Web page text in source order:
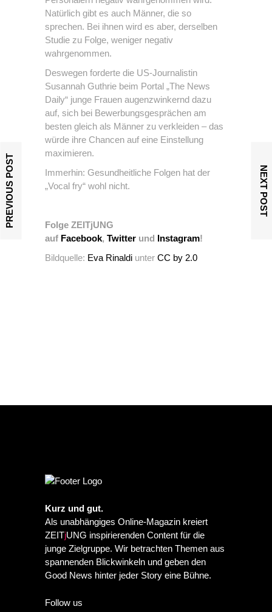
Natürlich gibt es auch Männer, die so
sprechen. Bei ihnen wird es aber, derselben
Studie zu Folge, weniger negativ
wahrgenommen.
Deswegen forderte die US-Journalistin
Susannah Guthrie beim Portal „The News
Daily“ junge Frauen augenzwinkernd dazu
auf, sich bei Bewerbungsgesprächen am
besten gleich als Männer zu verkleiden – das
würde ihre Chancen auf eine Einstellung
maximieren.
Immerhin: Gesundheitliche Folgen hat der
„Vocal fry“ wohl nicht.
Folge ZEITjUNG
auf Facebook, Twitter und Instagram!
Bildquelle: Eva Rinaldi unter CC by 2.0
PREVIOUS POST NEXT POST
Kurz und gut.
Als unabhängiges Online-Magazin kreiert
ZEITjUNG inspirierenden Content für die
junge Zielgruppe. Wir betrachten Themen aus
spannenden Blickwinkeln und geben den
Good News hinter jeder Story eine Bühne.
Follow us